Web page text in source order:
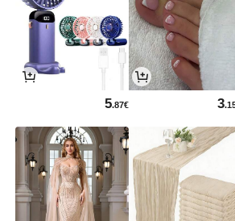
3
5.87€